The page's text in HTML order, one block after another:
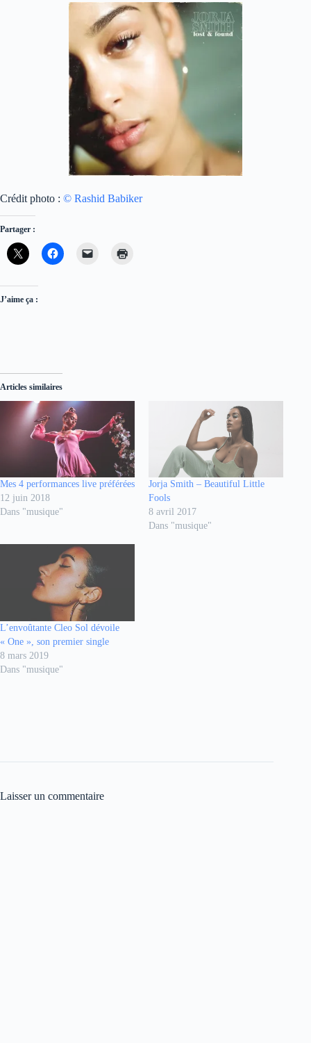
Crédit photo : © Rashid Babiker
Partager :
J’aime ça :
Articles similaires
Mes 4 performances live préférées
12 juin 2018
Dans "musique"
Jorja Smith – Beautiful Little
Fools
8 avril 2017
Dans "musique"
L’envoûtante Cleo Sol dévoile
« One », son premier single
8 mars 2019
Dans "musique"
Laisser un commentaire